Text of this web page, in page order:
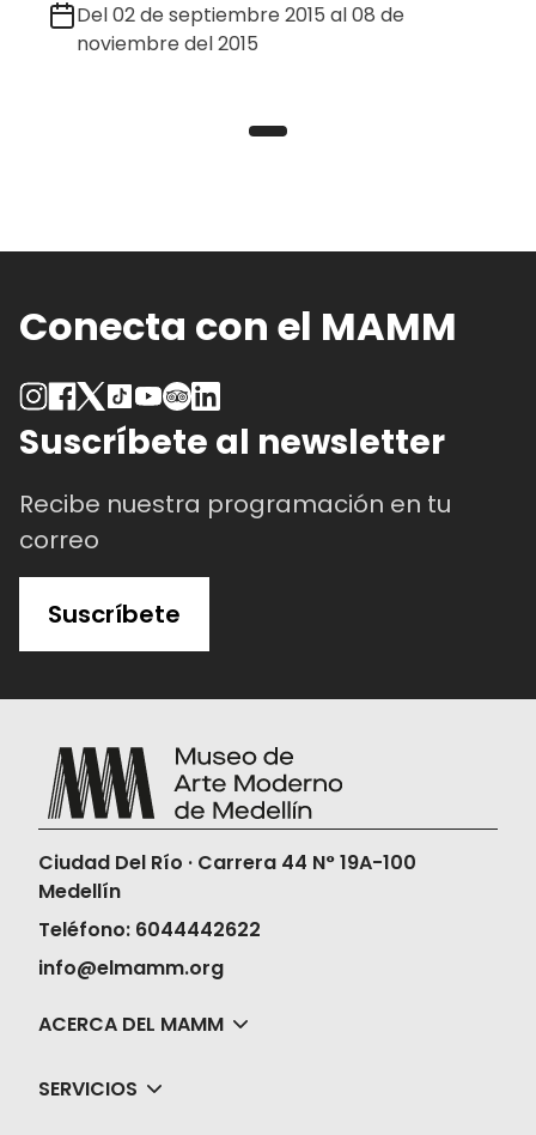
Del 02 de septiembre 2015 al 08 de
noviembre del 2015
Conecta con el MAMM
Suscríbete al newsletter
Recibe nuestra programación en tu
correo
Suscríbete
Ciudad Del Río · Carrera 44 N° 19A-100
Medellín
Teléfono: 6044442622
info@elmamm.org
ACERCA DEL MAMM
SERVICIOS